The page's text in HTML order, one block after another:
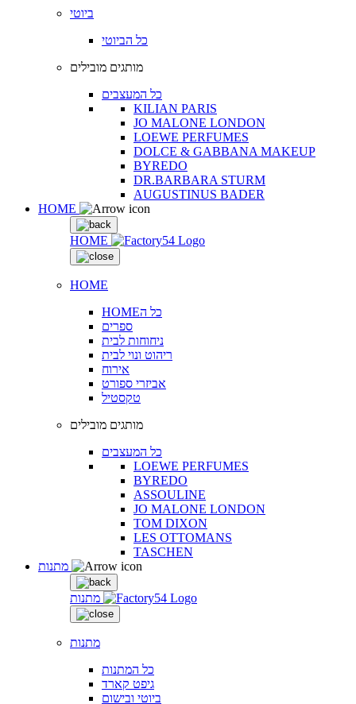
ביוטי
כל הביוטי
מותגים מובילים
כל המעצבים
KILIAN PARIS
JO MALONE LONDON
LOEWE PERFUMES
DOLCE & GABBANA MAKEUP
BYREDO
DR.BARBARA STURM
AUGUSTINUS BADER
HOME
HOME
HOME
HOMEכל ה
ספרים
ניחוחות לבית
ריהוט ונוי לבית
אירוח
אביזרי ספורט
טקסטיל
מותגים מובילים
כל המעצבים
LOEWE PERFUMES
BYREDO
ASSOULINE
JO MALONE LONDON
TOM DIXON
LES OTTOMANS
TASCHEN
מתנות
מתנות
כל המתנות
גיפט קארד
ביוטי ובישום